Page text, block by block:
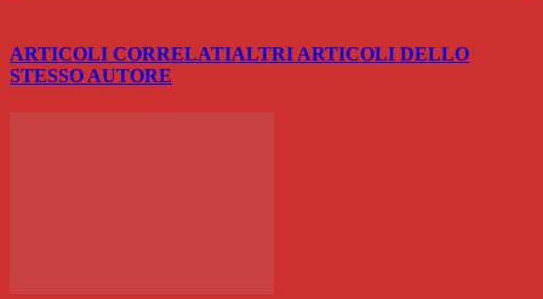
ARTICOLI CORRELATIALTRI ARTICOLI DELLO
STESSO AUTORE